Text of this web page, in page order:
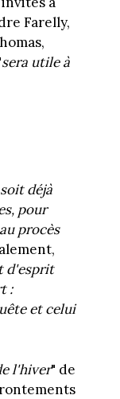
Farelly,
sera utile à
déjà
pour
procès
d'esprit
:
et celui
l'hiver" de